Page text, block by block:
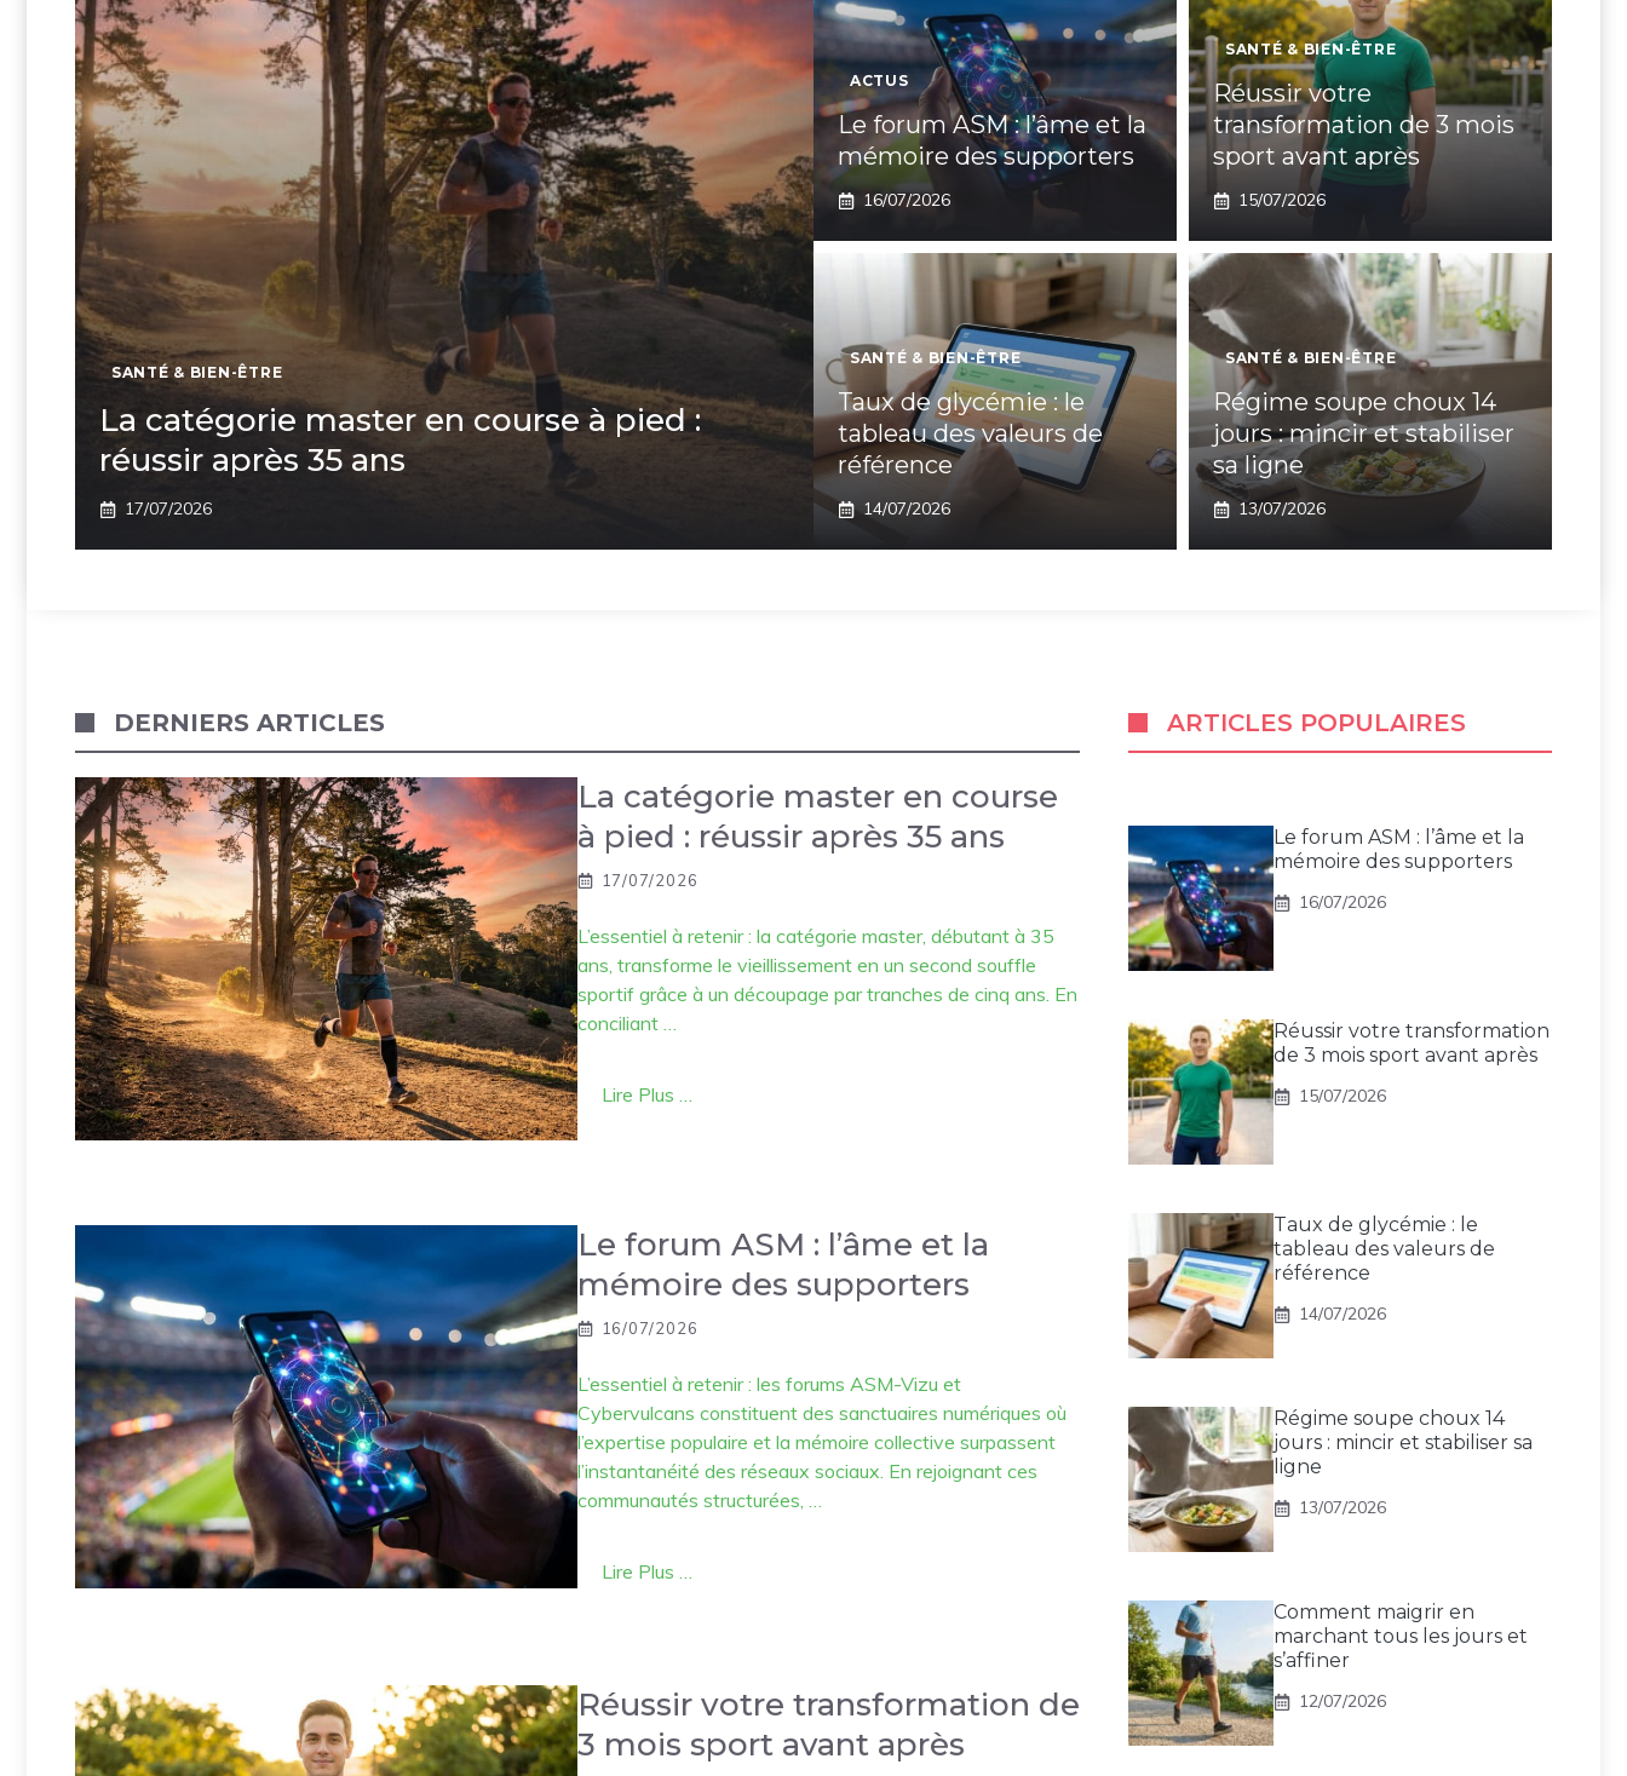
SANTÉ & BIEN-ÊTRE
La catégorie master en course à pied :
réussir après 35 ans
17/07/2026
ACTUS
Le forum ASM : l’âme et la
mémoire des supporters
16/07/2026
SANTÉ & BIEN-ÊTRE
Réussir votre
transformation de 3 mois
sport avant après
15/07/2026
SANTÉ & BIEN-ÊTRE
Taux de glycémie : le
tableau des valeurs de
référence
14/07/2026
SANTÉ & BIEN-ÊTRE
Régime soupe choux 14
jours : mincir et stabiliser
sa ligne
13/07/2026
DERNIERS ARTICLES
La catégorie master en course
à pied : réussir après 35 ans
17/07/2026
L’essentiel à retenir : la catégorie master, débutant à 35
ans, transforme le vieillissement en un second souffle
sportif grâce à un découpage par tranches de cinq ans. En
conciliant …
Lire Plus …
Le forum ASM : l’âme et la
mémoire des supporters
16/07/2026
L’essentiel à retenir : les forums ASM-Vizu et
Cybervulcans constituent des sanctuaires numériques où
l’expertise populaire et la mémoire collective surpassent
l’instantanéité des réseaux sociaux. En rejoignant ces
communautés structurées, …
Lire Plus …
Réussir votre transformation de
3 mois sport avant après
ARTICLES POPULAIRES
Le forum ASM : l’âme et la
mémoire des supporters
16/07/2026
Réussir votre transformation
de 3 mois sport avant après
15/07/2026
Taux de glycémie : le
tableau des valeurs de
référence
14/07/2026
Régime soupe choux 14
jours : mincir et stabiliser sa
ligne
13/07/2026
Comment maigrir en
marchant tous les jours et
s’affiner
12/07/2026